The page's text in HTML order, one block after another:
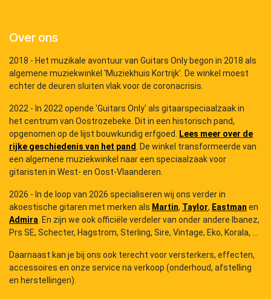
Over ons
2018 - Het muzikale avontuur van Guitars Only begon in 2018 als
algemene muziekwinkel 'Muziekhuis Kortrijk'. De winkel moest
echter de deuren sluiten vlak voor de coronacrisis.
2022 - In 2022 opende 'Guitars Only' als gitaarspeciaalzaak in
het centrum van Oostrozebeke. Dit in een historisch pand,
opgenomen op de lijst bouwkundig erfgoed. Lees meer over de
rijke geschiedenis van het pand. De winkel transformeerde van
een algemene muziekwinkel naar een speciaalzaak voor
gitaristen in West- en Oost-Vlaanderen.
2026 - In de loop van 2026 specialiseren wij ons verder in
akoestische gitaren met merken als Martin, Taylor, Eastman en
Admira. En zijn we ook officiële verdeler van onder andere Ibanez,
Prs SE, Schecter, Hagstrom, Sterling, Sire, Vintage, Eko, Korala, ...
Daarnaast kan je bij ons ook terecht voor versterkers, effecten,
accessoires en onze service na verkoop (onderhoud, afstelling
en herstellingen).